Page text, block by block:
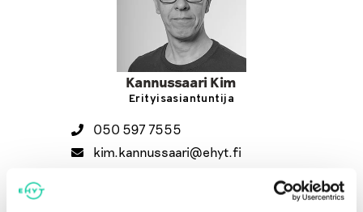
Kannussaari Kim
Erityisasiantuntija
050 597 7555
kim.kannussaari@ehyt.fi
KATSO HENKILÖN ESITTELY